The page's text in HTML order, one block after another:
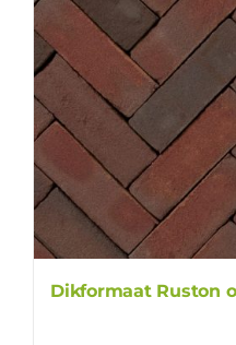
Dikformaat Ruston